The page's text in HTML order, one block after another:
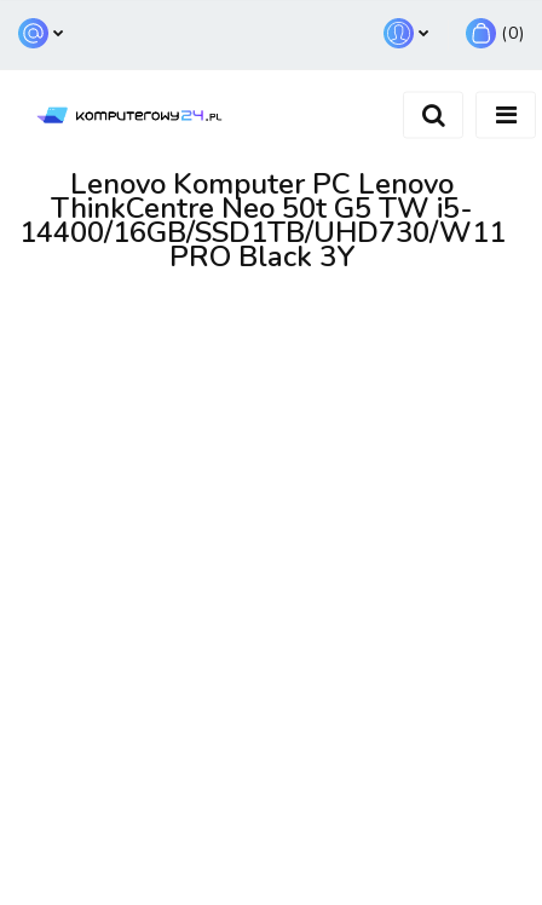
Zarejestruj się
(0)
Lenovo Komputer PC Lenovo
ThinkCentre Neo 50t G5 TW i5-
14400/16GB/SSD1TB/UHD730/W11
PRO Black 3Y